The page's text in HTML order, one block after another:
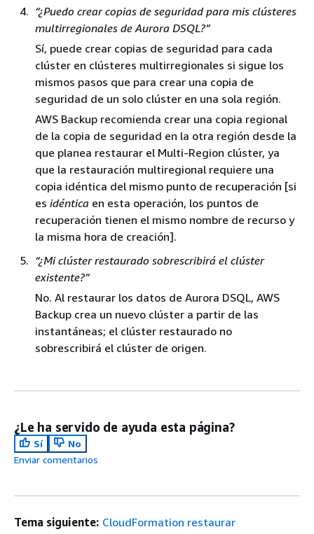
“¿Puedo crear copias de seguridad para mis clústeres
multirregionales de Aurora DSQL?”
Sí, puede crear copias de seguridad para cada
clúster en clústeres multirregionales si sigue los
mismos pasos que para crear una copia de
seguridad de un solo clúster en una sola región.
AWS Backup recomienda crear una copia regional
de la copia de seguridad en la otra región desde la
que planea restaurar el Multi-Region clúster, ya
que la restauración multiregional requiere una
copia idéntica del mismo punto de recuperación [si
es idéntica en esta operación, los puntos de
recuperación tienen el mismo nombre de recurso y
la misma hora de creación].
“¿Mi clúster restaurado sobrescribirá el clúster
existente?”
No. Al restaurar los datos de Aurora DSQL, AWS
Backup crea un nuevo clúster a partir de las
instantáneas; el clúster restaurado no
sobrescribirá el clúster de origen.
¿Le ha servido de ayuda esta página?
Sí
No
Enviar comentarios
Tema siguiente: CloudFormation restaurar